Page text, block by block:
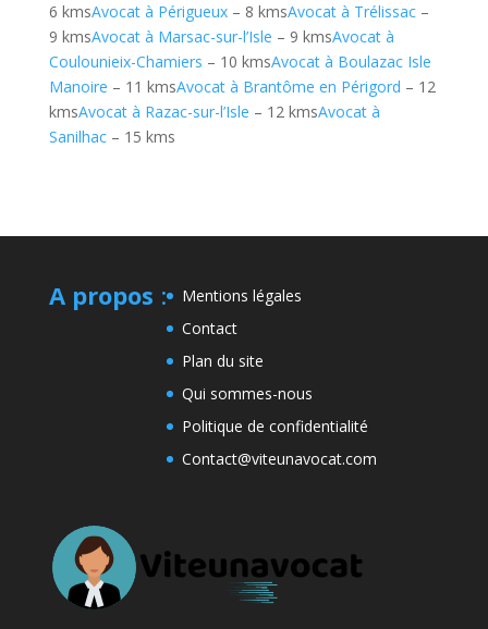
6 kmsAvocat à Périgueux– 8 kmsAvocat à Trélissac–
9 kmsAvocat à Marsac-sur-l’Isle – 9 kmsAvocat à
Coulounieix-Chamiers – 10 kmsAvocat à Boulazac Isle
Manoire – 11 kmsAvocat à Brantôme en Périgord – 12
kmsAvocat à Razac-sur-l’Isle – 12 kmsAvocat à
Sanilhac– 15 kms
A propos :
Mentions légales
Contact
Plan du site
Qui sommes-nous
Politique de confidentialité
Contact@viteunavocat.com